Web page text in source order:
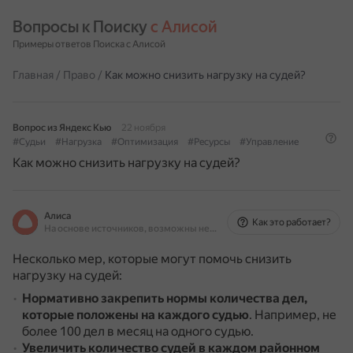
Вопросы к Поиску с Алисой
Примеры ответов Поиска с Алисой
Главная / Право / Как можно снизить нагрузку на судей?
Вопрос из Яндекс Кью
22 ноября
#Судьи
#Нагрузка #Оптимизация #Ресурсы #Управление
Как можно снизить нагрузку на судей?
Алиса
На основе источников, возможны неточности
Как это работает?
Несколько мер, которые могут помочь снизить
нагрузку на судей:
Нормативно закрепить нормы количества дел,
которые положены на каждого судью. Например, не
более 100 дел в месяц на одного судью.
Увеличить количество судей в каждом районном